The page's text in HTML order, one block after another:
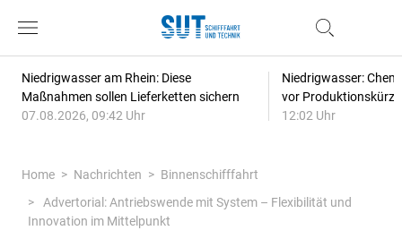
Niedrigwasser am Rhein: Diese
Maßnahmen sollen Lieferketten sichern
07.08.2026, 09:42 Uhr
Niedrigwasser:
vor
12:02 Uhr
Home Nachrichten
Binnenschifffahrt
Advertorial: Antriebswende mit System – Flexibilität und
Innovation im Mittelpunkt